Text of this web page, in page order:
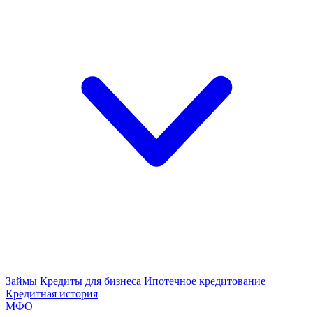
Займы Кредиты для бизнеса Ипотечное кредитование
Кредитная история
МФО